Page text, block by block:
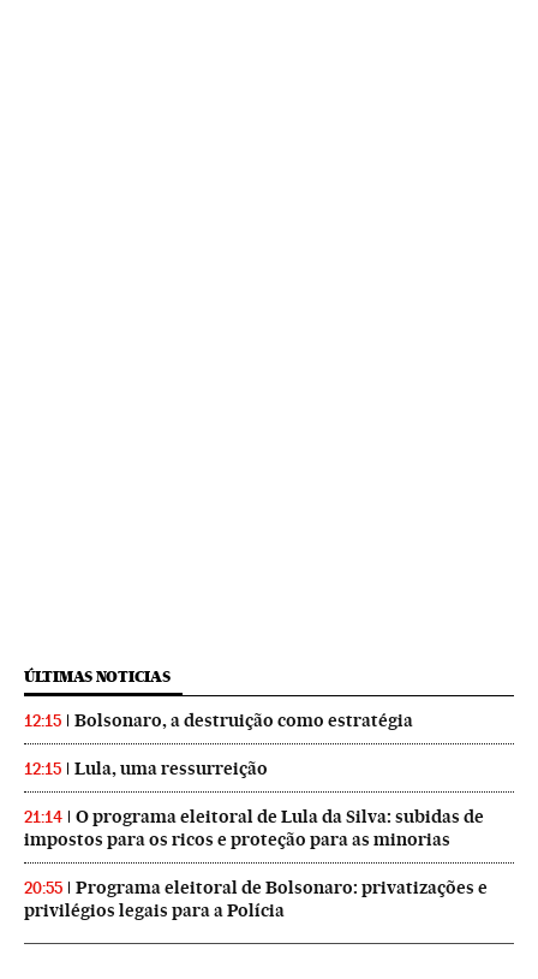
ÚLTIMAS NOTICIAS
12:15 Bolsonaro, a destruição como estratégia
12:15 Lula, uma ressurreição
21:14
O programa eleitoral de Lula da Silva: subidas de
impostos para os ricos e proteção para as minorias
20:55
Programa eleitoral de Bolsonaro: privatizações e
privilégios legais para a Polícia